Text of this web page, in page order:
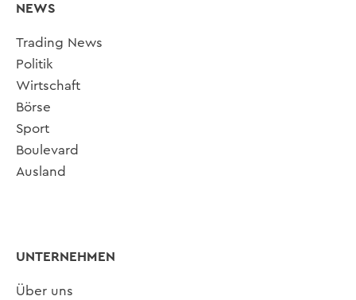
NEWS
Trading News
Politik
Wirtschaft
Börse
Sport
Boulevard
Ausland
UNTERNEHMEN
Über uns